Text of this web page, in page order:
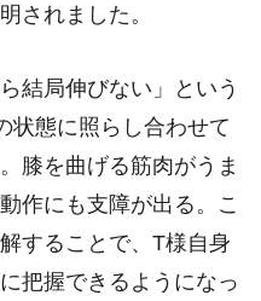
されました。
結局伸びない」という
状態に照らし合わせて
膝を曲げる筋肉がうま
作にも支障が出る。こ
することで、T様自身
把握できるようになっ